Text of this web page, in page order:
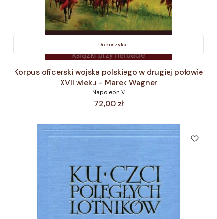
Do koszyka
Korpus oficerski wojska polskiego w drugiej połowie
XVII wieku - Marek Wagner
Napoleon V
Cena
72,00 zł